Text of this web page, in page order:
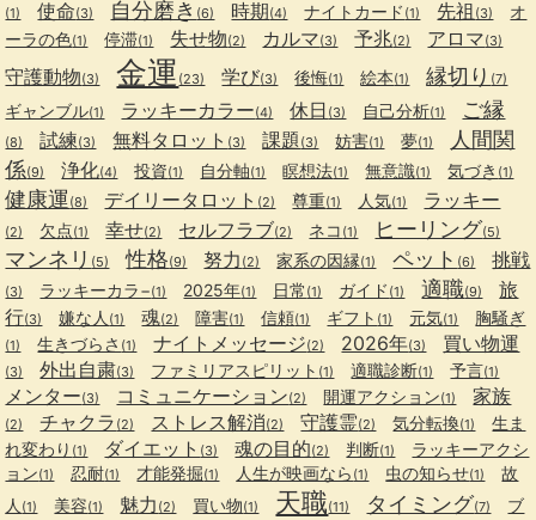
(1) 使命(3) 自分磨き (6) 時期(4) ナイトカード (1) 先祖 (3)
オ
ーラの色(1) 停滞(1) 失せ物(2) カルマ(3) 予兆(2) アロマ(3)
守護動物(3) 金運 (23) 学び(3) 後悔(1) 絵本(1) 縁切り (7)
ギャンブル(1) ラッキーカラー(4) 休日 (3) 自己分析(1) ご縁
(8) 試練(3) 無料タロット (3) 課題(3) 妨害(1) 夢(1)
人間関
係(9) 浄化(4) 投資(1) 自分軸(1) 瞑想法(1) 無意識(1) 気づき (1)
健康運(8) デイリータロット (2) 尊重(1) 人気(1) ラッキー
(2) 欠点(1) 幸せ(2) セルフラブ(2) ネコ (1) ヒーリング(5)
マンネリ (5) 性格(9) 努力 (2) 家系の因縁(1) ペット (6) 挑戦
(3) ラッキーカラ−(1) 2025年(1) 日常 (1) ガイド (1) 適職(9)
旅
行(3) 嫌な人 (1) 魂(2) 障害(1) 信頼(1) ギフト (1) 元気(1) 胸騒ぎ
(1) 生きづらさ (1) ナイトメッセージ(2) 2026年(3) 買い物運
(3) 外出自粛(3) ファミリアスピリット (1) 適職診断(1) 予言(1)
メンター(3) コミュニケーション(2) 開運アクション(1) 家族
(2) チャクラ (2) ストレス解消(2) 守護霊(2) 気分転換(1)
生ま
れ変わり (1) ダイエット (3) 魂の目的(2) 判断(1)
ラッキーアクシ
ョン(1) 忍耐(1) 才能発掘(1) 人生が映画なら (1) 虫の知らせ(1)
故
人 (1) 美容(1) 魅力 (2) 買い物(1) 天職(11) タイミング(7)
ブ